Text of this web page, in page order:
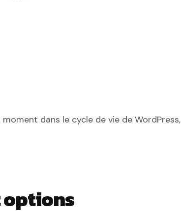
dans le cycle de vie de WordPress,
options